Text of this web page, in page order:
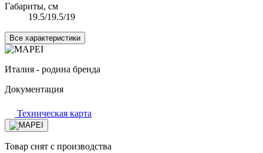
Габариты, см
19.5/19.5/19
Все характеристики
Италия - родина бренда
Документация
Техническая карта
Товар снят с производства